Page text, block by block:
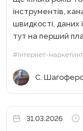
інструментів,
швидкості, даних
тут на перший план
багатьох...
#Інтернет-маркетинг
С.
31.03.2026